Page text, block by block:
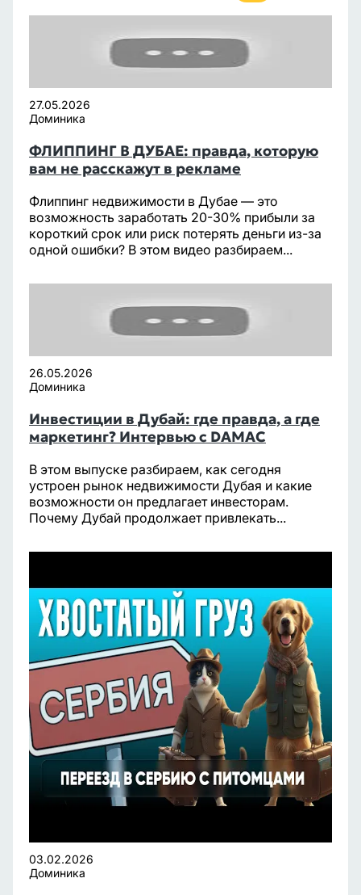
27.05.2026
Доминика
ФЛИППИНГ В ДУБАЕ: правда, которую
вам не расскажут в рекламе
Флиппинг недвижимости в Дубае — это
возможность заработать 20-30% прибыли за
короткий срок или риск потерять деньги из-за
одной ошибки? В этом видео разбираем...
26.05.2026
Доминика
Инвестиции в Дубай: где правда, а где
маркетинг? Интервью с DAMAC
В этом выпуске разбираем, как сегодня
устроен рынок недвижимости Дубая и какие
возможности он предлагает инвесторам.
Почему Дубай продолжает привлекать...
03.02.2026
Доминика